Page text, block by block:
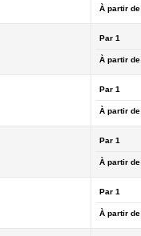
À partir de
Par 1
À partir de
Par 1
À partir de
Par 1
À partir de
Par 1
À partir de